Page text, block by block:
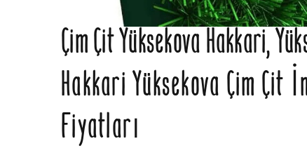
Çim Çit Yüksekova Hakkari,
Hakkari Yüksekova Çim Çit
Fiyatları